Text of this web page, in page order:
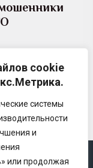
cookie
системы
и
или продолжая
желающих
в этот